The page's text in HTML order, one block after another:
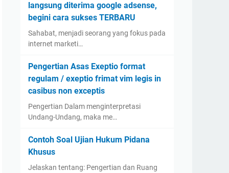
langsung diterima google adsense,
begini cara sukses TERBARU
Sahabat, menjadi seorang yang fokus pada
internet marketi…
Pengertian Asas Exeptio format
regulam / exeptio frimat vim legis in
casibus non exceptis
Pengertian Dalam menginterpretasi
Undang-Undang, maka me…
Contoh Soal Ujian Hukum Pidana
Khusus
Jelaskan tentang: Pengertian dan Ruang